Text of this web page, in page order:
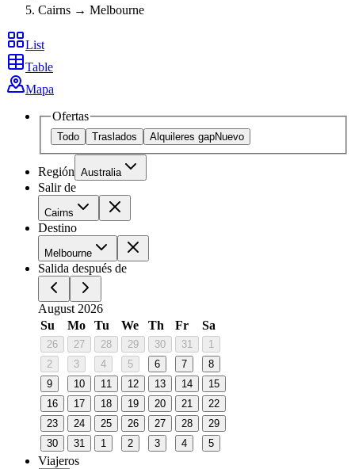
Cairns → Melbourne
List
Table
Mapa
Ofertas
Todo Traslados Alquileres gapNuevo
Región Australia
Salir de
Cairns
Destino
Melbourne
Salida después de
August 2026
Su
Mo Tu We Th Fr Sa
26 27 28 29 30 31
1
2
3 4 5 6 7
8
9
10 11 12 13 14
15
16
17 18 19 20 21
22
23
24 25 26 27 28
29
30
31 1 2 3 4 5
Viajeros